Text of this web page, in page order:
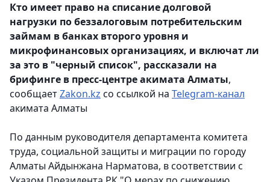
Кто имеет право на списание долговой
нагрузки по беззалоговым потребительским
займам в банках второго уровня и
микрофинансовых организациях, и включат ли
за это в "черный список", рассказали на
брифинге в пресс-центре акимата Алматы,
сообщаетZakon.kz со ссылкой на Telegram-канал
акимата Алматы
По данным руководителя департамента комитета
труда, социальной защиты и миграции по городу
Алматы Айдынжана Нарматова, в соответствии с